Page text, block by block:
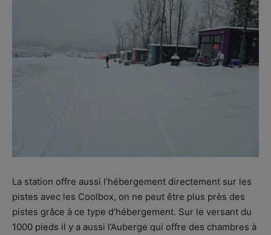
La station offre aussi l’hébergement directement sur les
pistes avec les Coolbox, on ne peut être plus près des
pistes grâce à ce type d’hébergement. Sur le versant du
1000 pieds il y a aussi l’Auberge qui offre des chambres à